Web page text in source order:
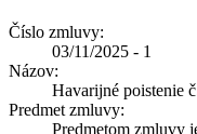
Číslo zmluvy:
03/11/2025 - 1
Názov:
Havarijné poistenie
Predmet zmluvy:
Predmetom zmluvy